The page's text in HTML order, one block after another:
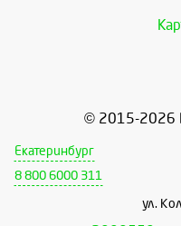
© 2015-2026
Екатеринбург
8 800 6000 311
ул.